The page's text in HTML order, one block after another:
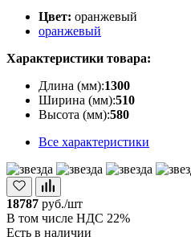
Цвет: оранжевый
оранжевый
Характеристики товара:
Длина (мм):1300
Ширина (мм):510
Высота (мм):580
Все характеристики
18787 руб./шт
В том числе НДС 22%
Есть в наличии